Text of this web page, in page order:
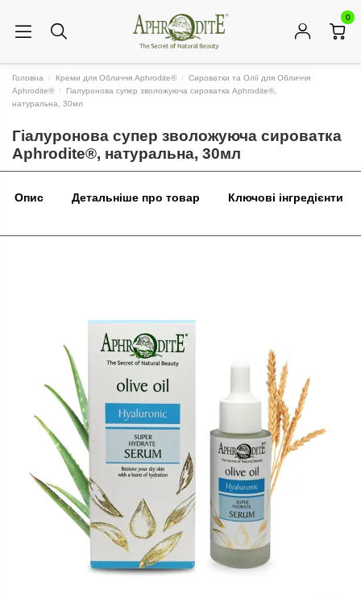
0
Головна Креми для Обличчя Aphrodite®
Сироватки та Олії для Обличчя
Aphrodite®
Гіалуронова супер зволожуюча сироватка Aphrodite®,
натуральна, 30мл
Гіалуронова супер зволожуюча сироватка
Aphrodite®, натуральна, 30мл
Опис Детальніше про товар Ключові інгредієнти